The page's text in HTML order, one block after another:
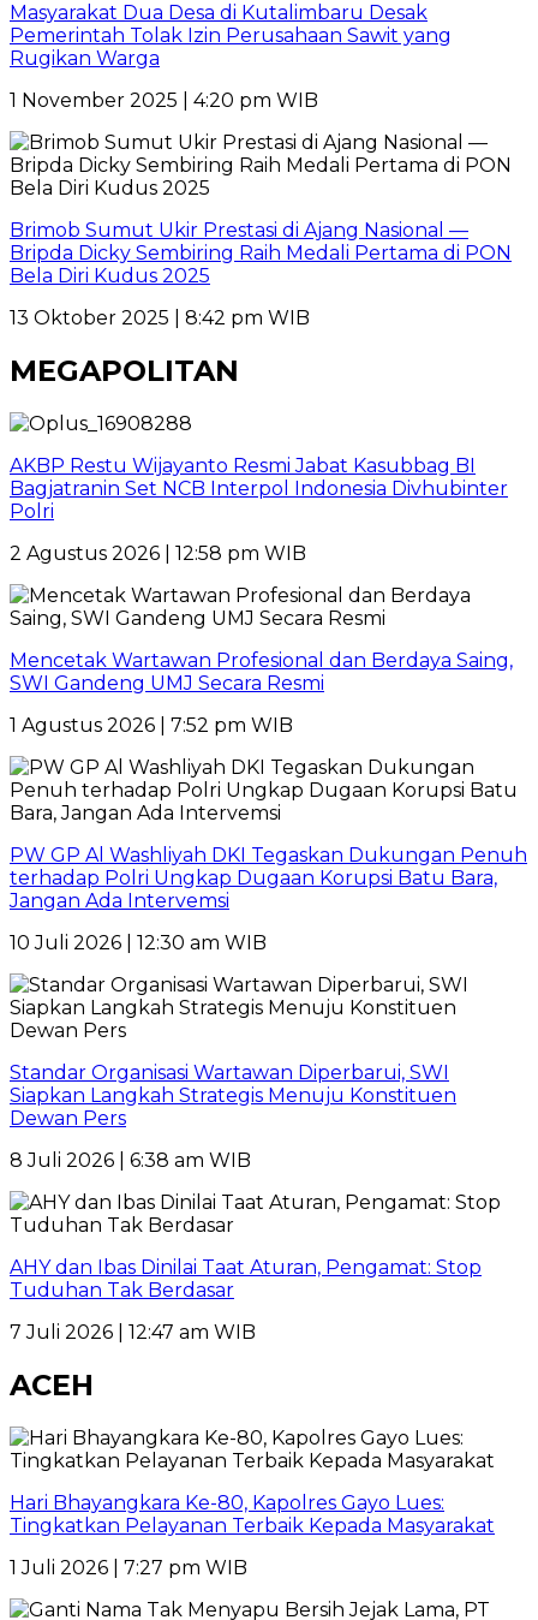
Masyarakat Dua Desa di Kutalimbaru Desak
Pemerintah Tolak Izin Perusahaan Sawit yang
Rugikan Warga
1 November 2025 | 4:20 pm WIB
Brimob Sumut Ukir Prestasi di Ajang Nasional —
Bripda Dicky Sembiring Raih Medali Pertama di PON
Bela Diri Kudus 2025
13 Oktober 2025 | 8:42 pm WIB
MEGAPOLITAN
AKBP Restu Wijayanto Resmi Jabat Kasubbag BI
Bagjatranin Set NCB Interpol Indonesia Divhubinter
Polri
2 Agustus 2026 | 12:58 pm WIB
Mencetak Wartawan Profesional dan Berdaya Saing,
SWI Gandeng UMJ Secara Resmi
1 Agustus 2026 | 7:52 pm WIB
PW GP Al Washliyah DKI Tegaskan Dukungan Penuh
terhadap Polri Ungkap Dugaan Korupsi Batu Bara,
Jangan Ada Intervemsi
10 Juli 2026 | 12:30 am WIB
Standar Organisasi Wartawan Diperbarui, SWI
Siapkan Langkah Strategis Menuju Konstituen
Dewan Pers
8 Juli 2026 | 6:38 am WIB
AHY dan Ibas Dinilai Taat Aturan, Pengamat: Stop
Tuduhan Tak Berdasar
7 Juli 2026 | 12:47 am WIB
ACEH
Hari Bhayangkara Ke-80, Kapolres Gayo Lues:
Tingkatkan Pelayanan Terbaik Kepada Masyarakat
1 Juli 2026 | 7:27 pm WIB